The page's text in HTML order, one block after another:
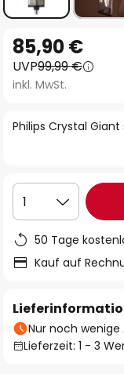
Anfang
der
Bildgalerie
Philips Crystal Giant
85,90 €
UVP99,99 €
inkl. MwSt.
1
50 Tage
Kauf auf
Nur noch wenige
Lieferzeit: 1 - 3